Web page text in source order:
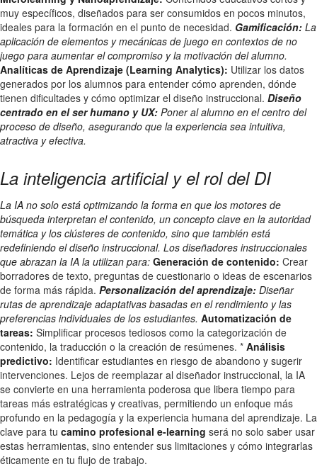
muy específicos, diseñados para ser consumidos en pocos minutos,
ideales para la formación en el punto de necesidad. Gamificación: La
aplicación de elementos y mecánicas de juego en contextos de no
juego para aumentar el compromiso y la motivación del alumno.
Analíticas de Aprendizaje (Learning Analytics): Utilizar los datos
generados por los alumnos para entender cómo aprenden, dónde
tienen dificultades y cómo optimizar el diseño instruccional. Diseño
centrado en el ser humano y UX: Poner al alumno en el centro del
proceso de diseño, asegurando que la experiencia sea intuitiva,
atractiva y efectiva.
La inteligencia artificial y el rol del DI
La IA no solo está optimizando la forma en que los motores de
búsqueda interpretan el contenido, un concepto clave en la autoridad
temática y los clústeres de contenido, sino que también está
redefiniendo el diseño instruccional. Los diseñadores instruccionales
que abrazan la IA la utilizan para: Generación de contenido: Crear
borradores de texto, preguntas de cuestionario o ideas de escenarios
de forma más rápida. Personalización del aprendizaje: Diseñar
rutas de aprendizaje adaptativas basadas en el rendimiento y las
preferencias individuales de los estudiantes. Automatización de
tareas: Simplificar procesos tediosos como la categorización de
contenido, la traducción o la creación de resúmenes. * Análisis
predictivo: Identificar estudiantes en riesgo de abandono y sugerir
intervenciones. Lejos de reemplazar al diseñador instruccional, la IA
se convierte en una herramienta poderosa que libera tiempo para
tareas más estratégicas y creativas, permitiendo un enfoque más
profundo en la pedagogía y la experiencia humana del aprendizaje. La
clave para tu camino profesional e-learning será no solo saber usar
estas herramientas, sino entender sus limitaciones y cómo integrarlas
éticamente en tu flujo de trabajo.